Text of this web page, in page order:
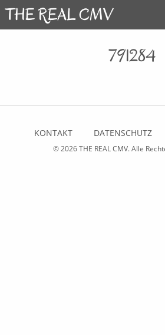
791284
KONTAKT DATENSCHUTZ
© 2026THE REAL CMV. Alle